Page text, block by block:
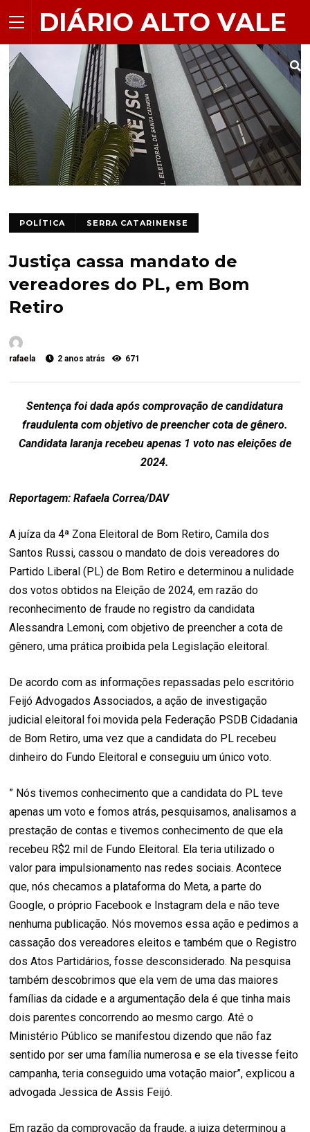
DIÁRIO ALTO VALE
POLÍTICA SERRA CATARINENSE
Justiça cassa mandato de
vereadores do PL, em Bom
Retiro
rafaela 2 anos atrás 671
Sentença foi dada após comprovação de candidatura
fraudulenta com objetivo de preencher cota de gênero.
Candidata laranja recebeu apenas 1 voto nas eleições de
2024.
Reportagem: Rafaela Correa/DAV
A juíza da 4ª Zona Eleitoral de Bom Retiro, Camila dos
Santos Russi, cassou o mandato de dois vereadores do
Partido Liberal (PL) de Bom Retiro e determinou a nulidade
dos votos obtidos na Eleição de 2024, em razão do
reconhecimento de fraude no registro da candidata
Alessandra Lemoni, com objetivo de preencher a cota de
gênero, uma prática proibida pela Legislação eleitoral.
De acordo com as informações repassadas pelo escritório
Feijó Advogados Associados, a ação de investigação
judicial eleitoral foi movida pela Federação PSDB Cidadania
de Bom Retiro, uma vez que a candidata do PL recebeu
dinheiro do Fundo Eleitoral e conseguiu um único voto.
” Nós tivemos conhecimento que a candidata do PL teve
apenas um voto e fomos atrás, pesquisamos, analisamos a
prestação de contas e tivemos conhecimento de que ela
recebeu R$2 mil de Fundo Eleitoral. Ela teria utilizado o
valor para impulsionamento nas redes sociais. Acontece
que, nós checamos a plataforma do Meta, a parte do
Google, o próprio Facebook e Instagram dela e não teve
nenhuma publicação. Nós movemos essa ação e pedimos a
cassação dos vereadores eleitos e também que o Registro
dos Atos Partidários, fosse desconsiderado. Na pesquisa
também descobrimos que ela vem de uma das maiores
famílias da cidade e a argumentação dela é que tinha mais
dois parentes concorrendo ao mesmo cargo. Até o
Ministério Público se manifestou dizendo que não faz
sentido por ser uma família numerosa e se ela tivesse feito
campanha, teria conseguido uma votação maior”, explicou a
advogada Jessica de Assis Feijó.
Em razão da comprovação da fraude, a juiza determinou a